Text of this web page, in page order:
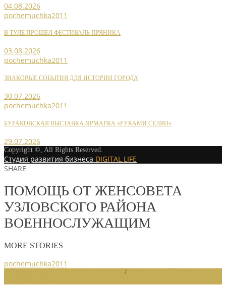
04.08.2026
pochemuchka2011
В ТУЛЕ ПРОШЕЛ ФЕСТИВАЛЬ ПРЯНИКА
03.08.2026
pochemuchka2011
ЗНАКОВЫЕ СОБЫТИЯ ДЛЯ ИСТОРИИ ГОРОДА
30.07.2026
pochemuchka2011
БУРАКОВСКАЯ ВЫСТАВКА-ЯРМАРКА «РУКАМИ СЕЛЯН»
29.07.2026
Copyright ©, All Rights Reserved.
Студия развития бизнеса DIGITAL LIFE
SHARE
ПОМОЩЬ ОТ ЖЕНСОВЕТА
УЗЛОВСКОГО РАЙОНА
ВОЕННОСЛУЖАЩИМ
MORE STORIES
pochemuchka2011
/